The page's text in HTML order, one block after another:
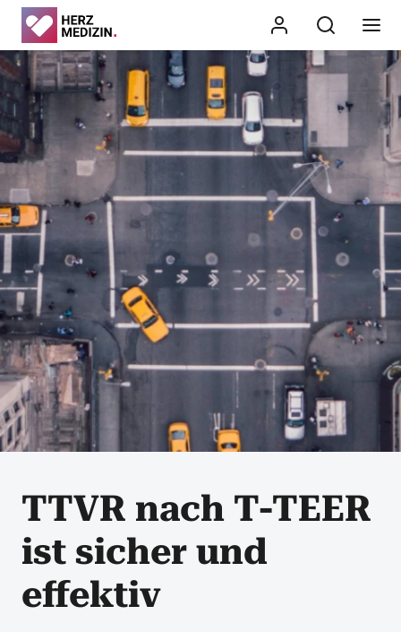
TTVR nach T-TEER
ist sicher und
effektiv